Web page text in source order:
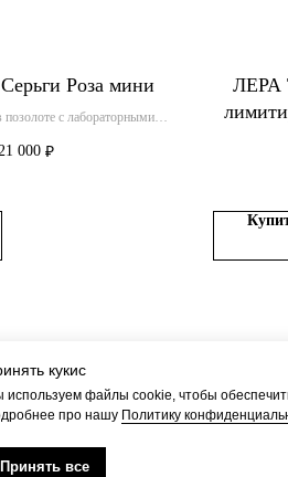
кукис
используем файлы cookie, чтобы
про нашу Политику
Принять все
Роза мини
позолоте с лабораторными
000 ₽
ЛЕРА